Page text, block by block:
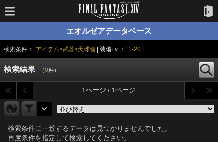
エオルゼアデータベース
検索条件：| アイテム>武器>天球儀 | 装備Lv ： 11-20|
検索結果 （0件）
1ページ / 1ページ
検索条件に一致するデータは見つかりませんでした。
再度条件を指定して検索してください。